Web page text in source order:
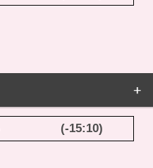
(-15:10)